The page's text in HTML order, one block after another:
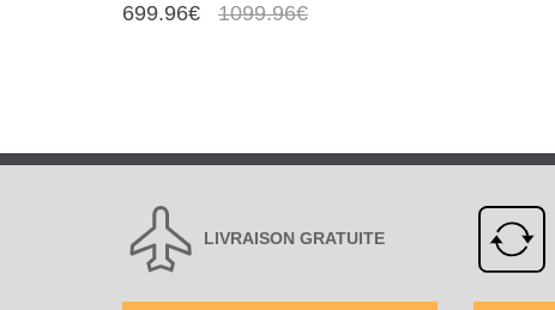
699.96€ 1099.96€
LIVRAISON GRATUITE